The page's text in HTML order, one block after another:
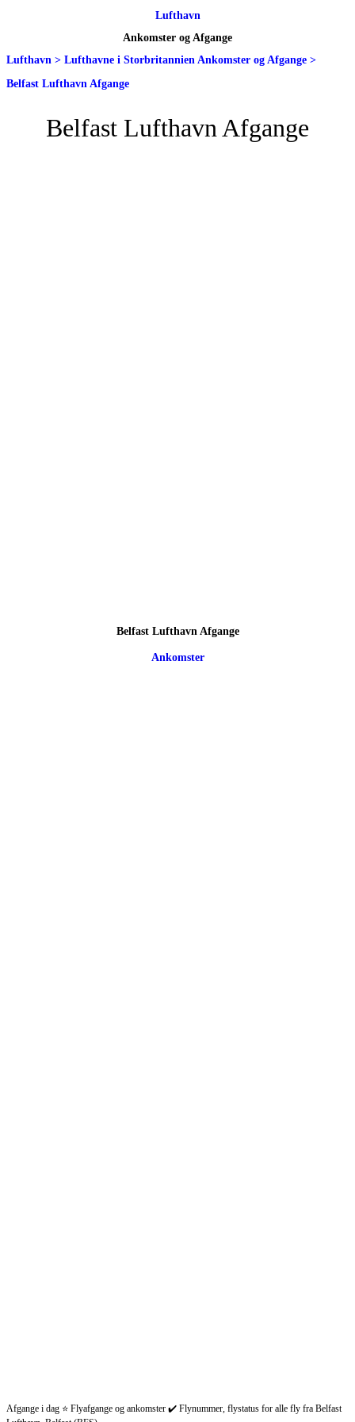
Lufthavn
Ankomster og Afgange
Lufthavn > Lufthavne i Storbritannien Ankomster og Afgange >
Belfast Lufthavn Afgange
Belfast Lufthavn Afgange
Belfast Lufthavn Afgange
Ankomster
Afgange i dag ⭐ Flyafgange og ankomster ✔️ Flynummer, flystatus for alle fly fra Belfast